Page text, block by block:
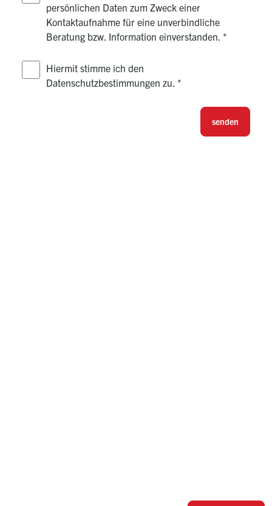
persönlichen Daten zum Zweck einer
Kontaktaufnahme für eine unverbindliche
Beratung bzw. Information einverstanden. *
Hiermit stimme ich den
Datenschutzbestimmungen zu. *
senden